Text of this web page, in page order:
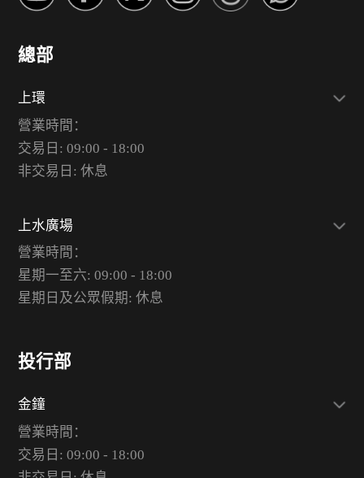
總部
上環
營業時間：
交易日: 09:00 - 18:00
非交易日: 休息
上水廣場
營業時間：
星期一至六: 09:00 - 18:00
星期日及公眾假期: 休息
投行部
金鐘
營業時間：
交易日: 09:00 - 18:00